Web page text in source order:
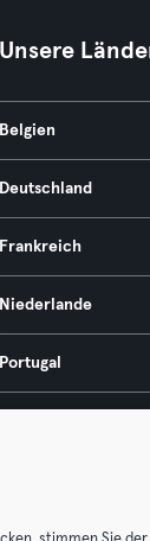
Unsere
Belgien
Deutschland
Frankreich
Niederlande
Portugal